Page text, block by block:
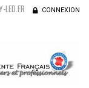
CONNEXION